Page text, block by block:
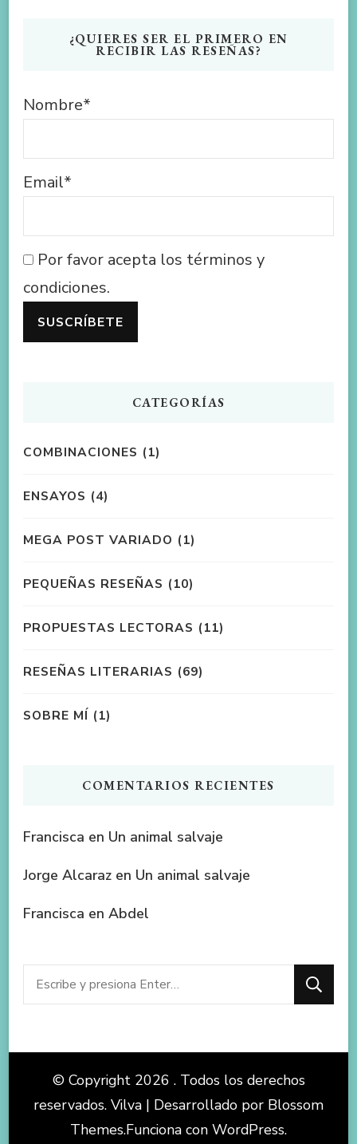
¿QUIERES SER EL PRIMERO EN
RECIBIR LAS RESEÑAS?
Nombre*
Email*
Por favor acepta los términos y
condiciones.
CATEGORÍAS
COMBINACIONES (1)
ENSAYOS (4)
MEGA POST VARIADO (1)
PEQUEÑAS RESEÑAS (10)
PROPUESTAS LECTORAS (11)
RESEÑAS LITERARIAS (69)
SOBRE MÍ (1)
COMENTARIOS RECIENTES
Francisca en Un animal salvaje
Jorge Alcaraz en Un animal salvaje
Francisca en Abdel
¿Buscas
algo?
© Copyright 2026 . Todos los derechos
reservados. Vilva | Desarrollado por Blossom
Themes.Funciona con WordPress.